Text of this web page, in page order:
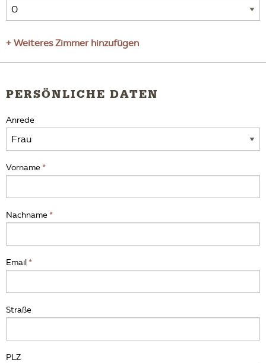
+ Weiteres Zimmer hinzufügen
PERSÖNLICHE DATEN
Anrede
Vorname
Nachname
Email
Straße
PLZ